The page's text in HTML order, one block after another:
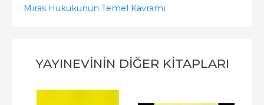
Miras Hukukunun Temel Kavramı
YAYINEVININ DIĞER KITAPLARI